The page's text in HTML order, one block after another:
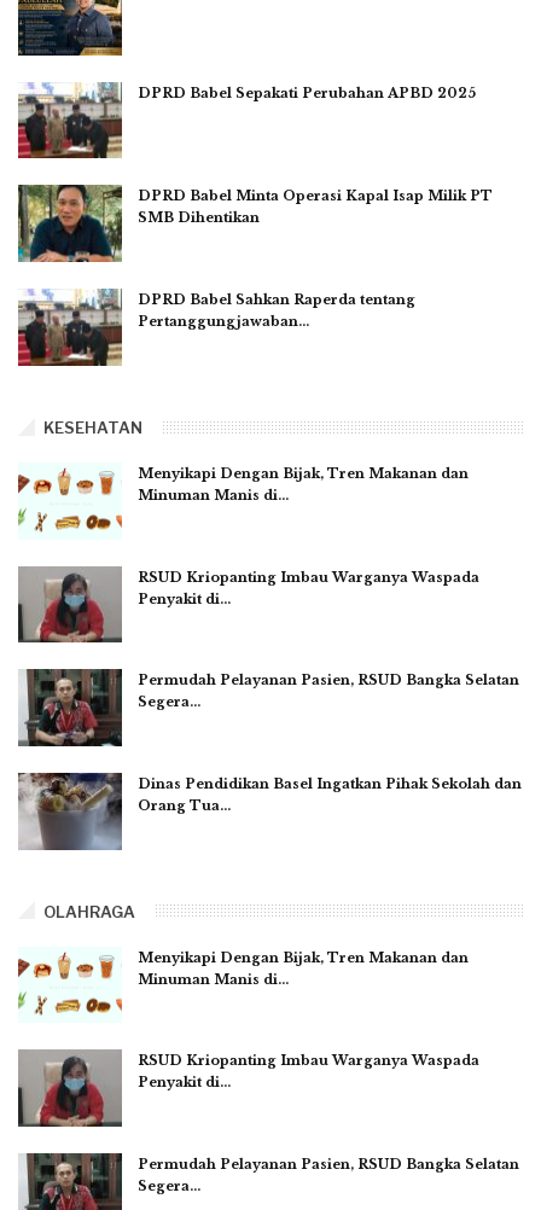
DPRD Babel Sepakati Perubahan APBD 2025
DPRD Babel Minta Operasi Kapal Isap Milik PT
SMB Dihentikan
DPRD Babel Sahkan Raperda tentang
Pertanggungjawaban…
KESEHATAN
Menyikapi Dengan Bijak, Tren Makanan dan
Minuman Manis di…
RSUD Kriopanting Imbau Warganya Waspada
Penyakit di…
Permudah Pelayanan Pasien, RSUD Bangka Selatan
Segera…
Dinas Pendidikan Basel Ingatkan Pihak Sekolah dan
Orang Tua…
OLAHRAGA
Menyikapi Dengan Bijak, Tren Makanan dan
Minuman Manis di…
RSUD Kriopanting Imbau Warganya Waspada
Penyakit di…
Permudah Pelayanan Pasien, RSUD Bangka Selatan
Segera…